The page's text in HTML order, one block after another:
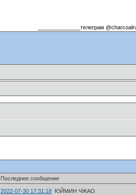
______________телеграм
Последнее сообщение
2022-07-30 17:31:18 ЮЙМИН ЧЖАО